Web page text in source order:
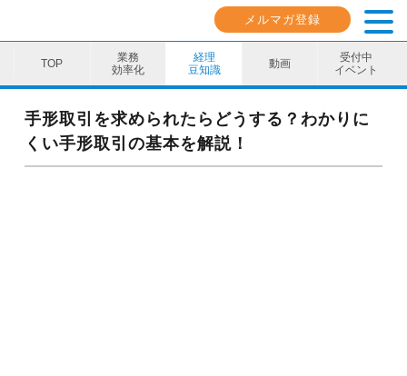
メルマガ登録
業務
効率化
経理
豆知識
動画
受付中
イベント
業務効率化
経理豆知識
手形取引を求められたらどうする？わかりに
くい手形取引の基本を解説！